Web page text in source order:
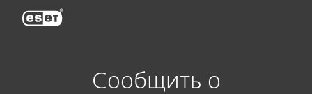
Сообщить о
ESET